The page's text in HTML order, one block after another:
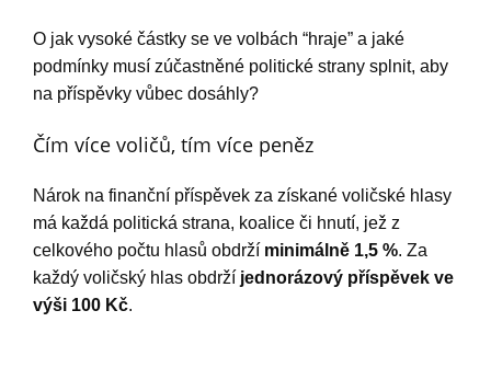
O jak vysoké částky se ve volbách “hraje” a jaké
podmínky musí zúčastněné politické strany splnit, aby
na příspěvky vůbec dosáhly?
Čím více voličů, tím více peněz
Nárok na finanční příspěvek za získané voličské hlasy
má každá politická strana, koalice či hnutí, jež z
celkového počtu hlasů obdrží minimálně 1,5 %. Za
každý voličský hlas obdrží jednorázový příspěvek ve
výši 100 Kč.